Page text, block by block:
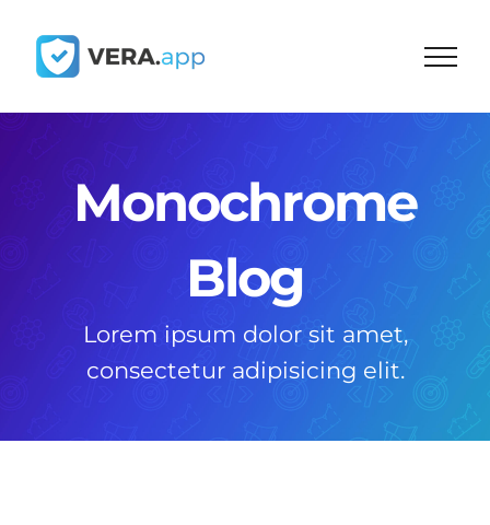
Monochrome
Blog
Lorem ipsum dolor sit amet,
consectetur adipisicing elit.